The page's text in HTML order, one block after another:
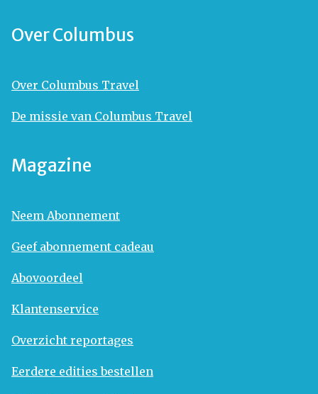
Over Columbus
Over Columbus Travel
De missie van Columbus Travel
Magazine
Neem Abonnement
Geef abonnement cadeau
Abovoordeel
Klantenservice
Overzicht reportages
Eerdere edities bestellen